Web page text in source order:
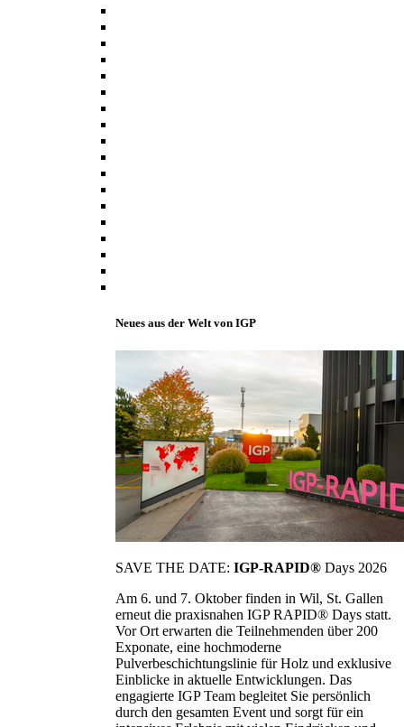
Neues aus der Welt von IGP
SAVE THE DATE: IGP-RAPID® Days 2026
Am 6. und 7. Oktober finden in Wil, St. Gallen
erneut die praxisnahen IGP RAPID® Days statt.
Vor Ort erwarten die Teilnehmenden über 200
Exponate, eine hochmoderne
Pulverbeschichtungslinie für Holz und exklusive
Einblicke in aktuelle Entwicklungen. Das
engagierte IGP Team begleitet Sie persönlich
durch den gesamten Event und sorgt für ein